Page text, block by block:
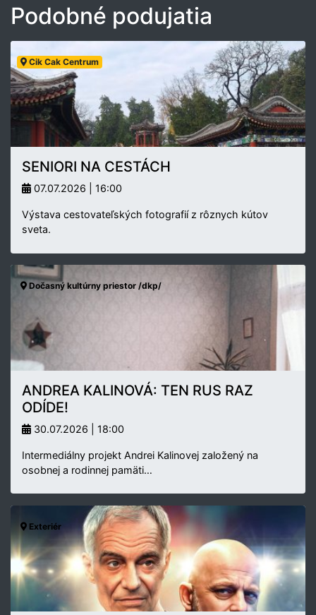
Podobné podujatia
Cik Cak Centrum
SENIORI NA CESTÁCH
07.07.2026 | 16:00
Výstava cestovateľských fotografií z rôznych kútov
sveta.
Dočasný kultúrny priestor /dkp/
ANDREA KALINOVÁ: TEN RUS RAZ
ODÍDE!
30.07.2026 | 18:00
Intermediálny projekt Andrei Kalinovej založený na
osobnej a rodinnej pamäti…
Exteriér